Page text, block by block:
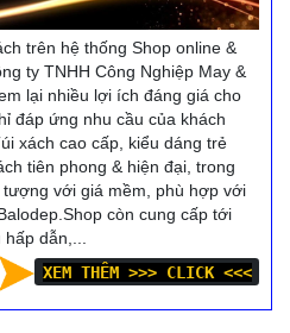
trên hệ thống Shop online &
ty TNHH Công Nghiệp May &
lại nhiều lợi ích đáng giá cho
đáp ứng nhu cầu của khách
xách cao cấp, kiểu dáng trẻ
tiên phong & hiện đại, trong
với giá mềm, phù hợp với
còn cung cấp tới
dẫn,...
XEM THÊM >>> CLICK <<<